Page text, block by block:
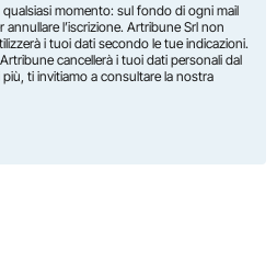
momento: sul fondo di ogni mail
l’iscrizione. Artribune Srl non
i tuoi dati secondo le tue indicazioni.
cancellerà i tuoi dati personali dal
ti invitiamo a consultare la nostra